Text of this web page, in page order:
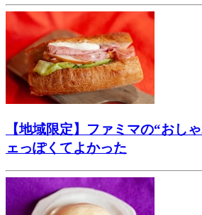
【地域限定】ファミマの“おし
ェっぽくてよかった